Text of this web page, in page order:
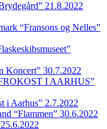
21.8.2022
“Fransons og Nelles”
Koncert” 30.7.2022
I AARHUS”
i Aarhus” 2.7.2022
“Flammen” 30.6.2022